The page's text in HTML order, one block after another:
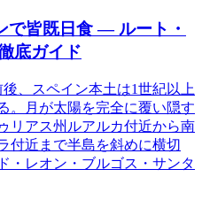
で皆既日食 ― ルート・
底ガイド
、スペイン本土は1世紀以上
。月が太陽を完全に覆い隠す
リアス州ルアルカ付近から南
付近まで半島を斜めに横切
・レオン・ブルゴス・サンタ